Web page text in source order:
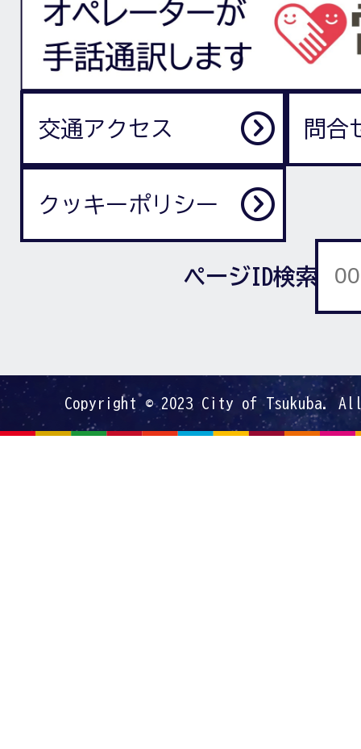
交通アクセス 問合
クッキーポリシー
ページID検索
Copyright © 2023 City of Tsukuba.